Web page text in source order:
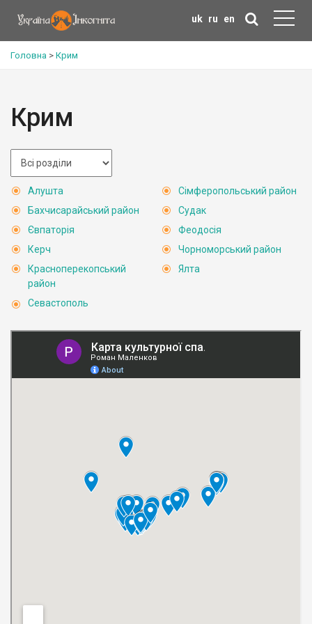
uk ru en
Головна > Крим
Крим
Алушта
Бахчисарайський район
Євпаторія
Керч
Красноперекопський
район
Севастополь
Сімферопольський район
Судак
Феодосія
Чорноморський район
Ялта